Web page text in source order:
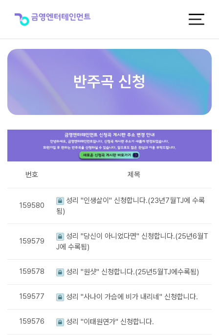
반주곡 신청
번호 제목
159580
성리 "인생살이" 신청합니다.(23년7월TJ에 수록
됨)
159579
성리 "당신이 아니었다면" 신청합니다.(25년6월T
J에 수록됨)
159578 성리 "원샷" 신청합니다.(25년5월TJ에수록됨)
159577 성리 "사나이 가슴에 비가 내리네" 신청합니다.
159576 성리 "이태원연가" 신청합니다.